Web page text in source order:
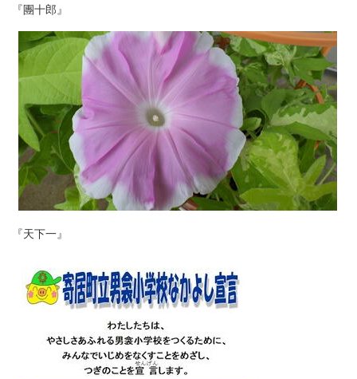
『團十郎』
『天下一』